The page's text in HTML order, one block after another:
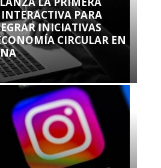
PARA
INICIATIVAS
CIRCULAR EN